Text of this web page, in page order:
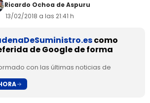
Ricardo Ochoa de Aspuru
13/02/2018 a las 21:41 h
como
de Google de forma
con las últimas noticias de